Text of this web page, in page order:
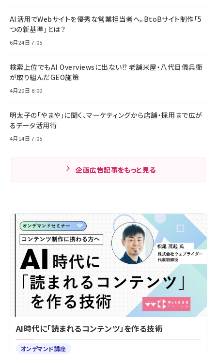
AI活用でWebサイトを優秀な営業担当者へ。BtoBサイト制作「5
つの新基準」とは？
6月24日 7:05
検索上位でもAI Overviewsに出ない!? 老舗米屋・八代目儀兵衛
が取り組んだGEO施策
4月20日 8:00
明太子の「やまや」に聞く、マーケティングから店舗・採用まで広が
るデータ活用術
4月14日 7:05
企画広告記事をもっと見る
AI時代に「読まれるコンテンツ」を作る技術
オンデマンド講座